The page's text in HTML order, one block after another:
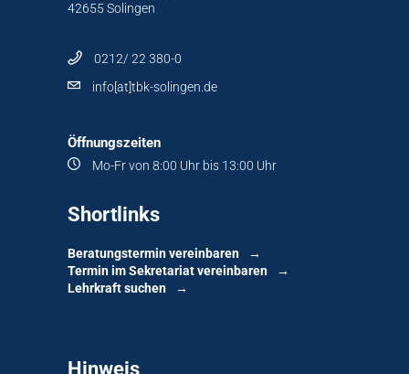
42655 Solingen
0212/ 22 380-0
info[at]tbk-solingen.de
Öffnungszeiten
Mo-Fr von 8:00 Uhr bis 13:00 Uhr
Shortlinks
Beratungstermin vereinbaren
Termin im Sekretariat vereinbaren
Lehrkraft suchen
Hinweis